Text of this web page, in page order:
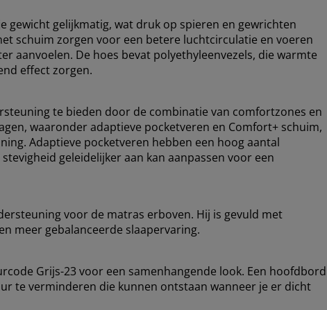
gewicht gelijkmatig, wat druk op spieren en gewrichten
schuim zorgen voor een betere luchtcirculatie en voeren
aanvoelen. De hoes bevat polyethyleenvezels, die warmte
effect zorgen.
te bieden door de combinatie van comfortzones en
waaronder adaptieve pocketveren en Comfort+ schuim,
Adaptieve pocketveren hebben een hoog aantal
geleidelijker aan kan aanpassen voor een
voor de matras erboven. Hij is gevuld met
meer gebalanceerde slaapervaring.
Grijs-23 voor een samenhangende look. Een hoofdbord
te verminderen die kunnen ontstaan wanneer je er dicht